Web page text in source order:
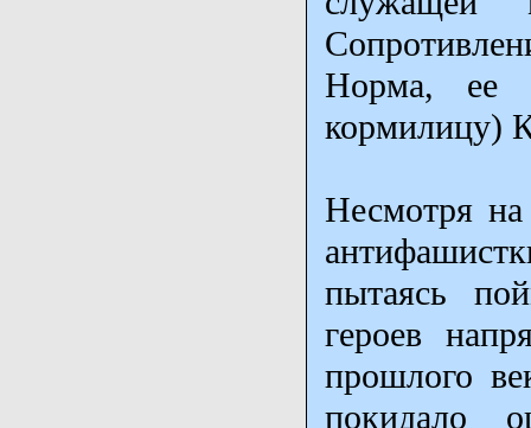
Норма, ее
кормилицу)
Несмотря
пытаясь
героев
прошлого
покидало